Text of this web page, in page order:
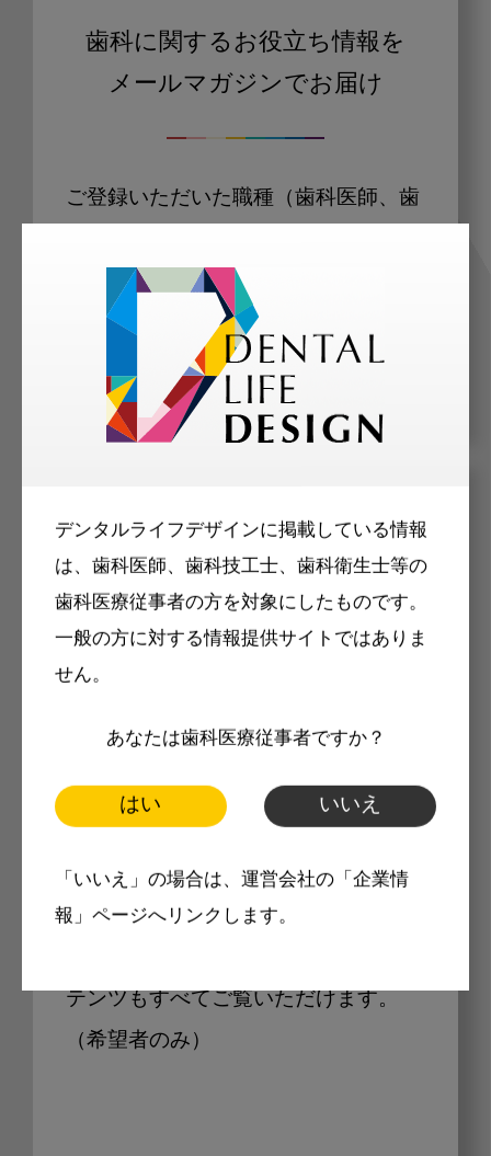
デンタルライフデザインに掲載している情報
は、歯科医師、歯科技工士、歯科衛生士等の
歯科医療従事者の方を対象にしたものです。
一般の方に対する情報提供サイトではありま
せん。
あなたは歯科医療従事者ですか？
はい いいえ
「いいえ」の場合は、運営会社の「企業情
報」ページへリンクします。
歯科に関するお役立ち情報を
メールマガジンでお届け
ご登録いただいた職種（歯科医師、歯
容のメールマガジンをお届けします。
Internet DOに掲載されている製品の
最新価格をご確認いただけます。その
テンツもすべてご覧いただけます。
（希望者のみ）